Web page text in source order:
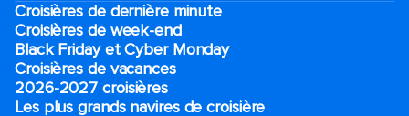
Croisières de dernière minute
Croisières de week-end
Black Friday et Cyber Monday
Croisières de vacances
2026-2027 croisières
Les plus grands navires de croisière